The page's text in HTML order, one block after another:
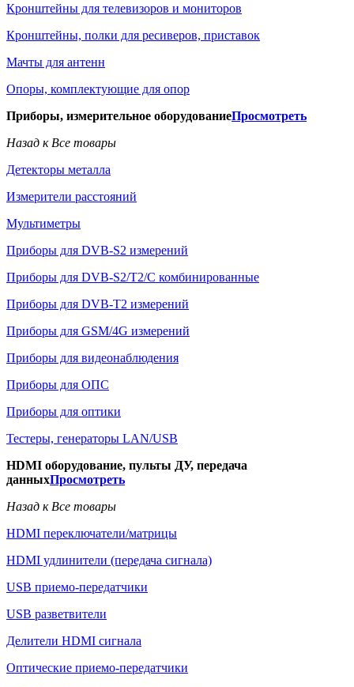
Кронштейны для телевизоров и мониторов
Кронштейны, полки для ресиверов, приставок
Мачты для антенн
Опоры, комплектующие для опор
Приборы, измерительное оборудованиеПросмотреть
Назад к Все товары
Детекторы металла
Измерители расстояний
Мультиметры
Приборы для DVB-S2 измерений
Приборы для DVB-S2/T2/C комбинированные
Приборы для DVB-T2 измерений
Приборы для GSM/4G измерений
Приборы для видеонаблюдения
Приборы для ОПС
Приборы для оптики
Тестеры, генераторы LAN/USB
HDMI оборудование, пульты ДУ, передача
данныхПросмотреть
Назад к Все товары
HDMI переключатели/матрицы
HDMI удлинители (передача сигнала)
USB приемо-передатчики
USB разветвители
Делители HDMI сигнала
Оптические приемо-передатчики